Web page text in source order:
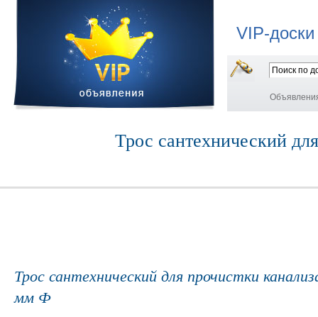
VIP-
Трос сантехнический
Трос сантехнический для прочистки
мм Ф